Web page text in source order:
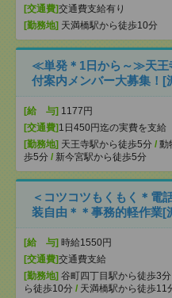
[交通費]交通費支給有り
[勤務地] 天満橋駅から徒歩10分
≪単発＊1日から～≫天王
付案内メンバー大募集！[
[給 与] 1177円
[交通費] 1日450円迄の実費を支給
[勤務地] 天王寺駅から徒歩5分 / 動
歩5分 / 新今宮駅から徒歩5分
＜コツコツもくもく＊電
装自由＊＊事務的軽作業[
[給 与] 時給1550円
[交通費]交通費支給
[勤務地] 谷町四丁目駅から徒歩3分
ら徒歩10分 / 天満橋駅から徒歩11